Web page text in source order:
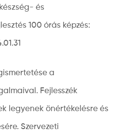
és
100 órás képzés:
a
Fejlesszék
legyenek önértékelésre és
Szervezeti